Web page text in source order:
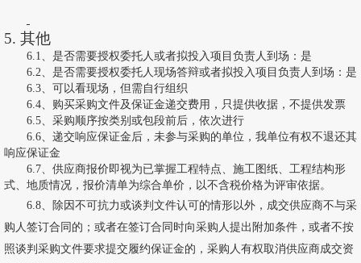
5. 其他
6 .1、是否需要授权委托人或者拟投入项目负责人到场：是
6 .2、是否需要授权委托人现场答辩或者拟投入项目负责人到场：是
6 .3、可以看现场，但需自行组织
6 .4、购买采购文件及保证金递交费用，只提供收据，不提供发票
6 .5、采购顺序按类别或包段前后，依次进行
6 .6、递交响应保证金后，未参与采购的单位，我单位有权不退还其
响应保证金
6 .7、供应商报价即视为已掌握工程特点、施工图纸、工程结构形
式、地质情况，报价清单为综合单价，以不含税价格为评审依据。
6 .8、除因不可抗力或谈判文件认可的情形以外，成交供应商不与采
购人签订合同的；或者在签订合同时向采购人提出附加条件，或者不按
照谈判采购文件要求提交履约保证金的，采购人有权取消供应商成交资